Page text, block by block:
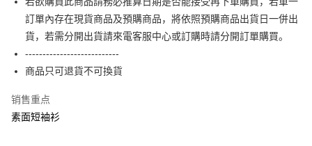
2. 付款方式选择 “大哥付你分期”，订单成立后会自动跳转到大哥付的交易流
程，验证手机门号后，选择欲分期的期数、缴款截止日，确认付款后即完成
交易。
4. 订单成立30分钟内，如未前往确认交易或遇审核未通过，订单将自动取
消。如遇 “转专审核”未通过状况，表示未达系统评分，恕无法说明评估内
【缴款方式说明】
短信。
一、關於 AFTEE先享後付
1. 於付款方式選擇AFTEE先享後付，將跳出AFTEE先享後付手機驗證視
窗。
2. 進行簡訊驗證之後，即可完成結帳手續。
4. 下訂完成後，您的手機會收到一封繳費通知簡訊，APP會員則會收到
5. 收到商品當下無需繳費，確認無誤後，請再利用繳費通知簡訊或AFTEE
APP於四大便利商店‧ATM/網銀等方式進行付款。
ATM付款
运送方式
每笔NT$65，满NT$899(含以上)免运费
付款後全家取貨
訂單內存在現貨商品及預購商品，將依照預購商品出貨日一併出
貨，若需分開出貨請來電客服中心或訂購時請分開訂單購買。
---------------------------
商品只可退貨不可換貨
销售重点
素面短袖衫